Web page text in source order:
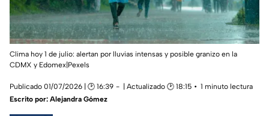
Clima hoy 1 de julio: alertan por lluvias intensas y posible granizo en la
CDMX y Edomex|Pexels
Publicado 01/07/2026 | 🕑 16:39 | Actualizado 🕑 18:15
1 minuto lectura
Escrito por: Alejandra Gómez